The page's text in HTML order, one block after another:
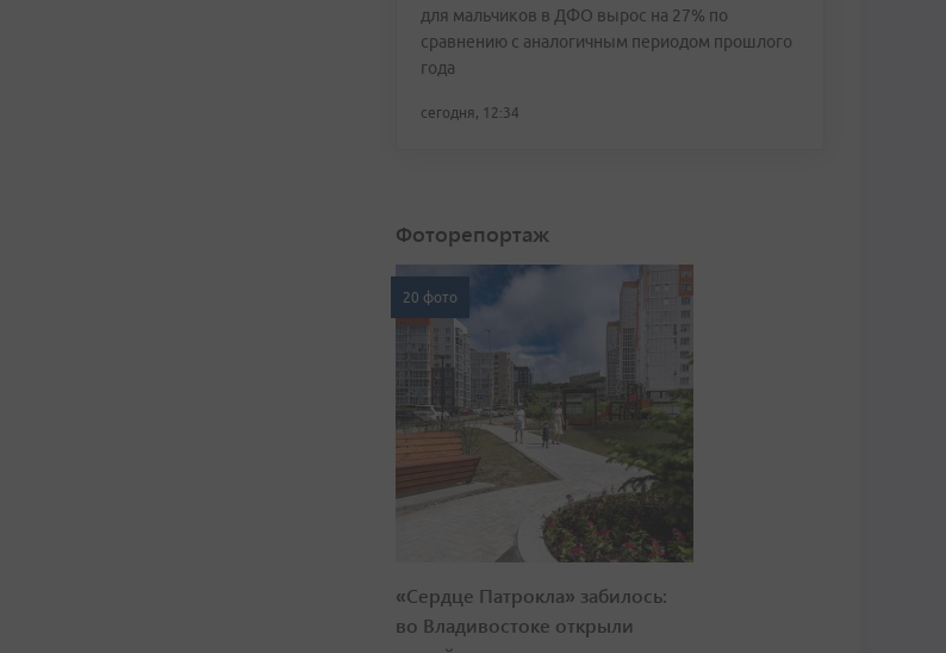
для мальчиков в ДФО вырос на 27% по
сравнению с аналогичным периодом прошлого
года
сегодня, 12:34
Фоторепортаж
20 фото
«Сердце Патрокла» забилось:
во Владивостоке открыли